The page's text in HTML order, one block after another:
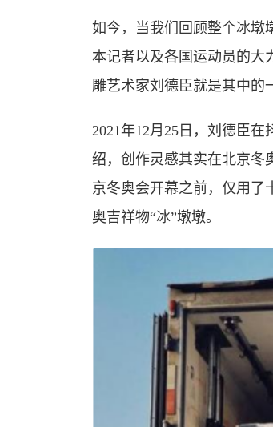
如今，当我们回顾整个冰墩
本记者以及各国运动员的大
雕艺术家刘德臣就是其中的
2021年12月25日，刘德臣
绍，创作灵感其实在北京冬
京冬奥会开幕之前，仅用了
奥吉祥物“冰”墩墩。